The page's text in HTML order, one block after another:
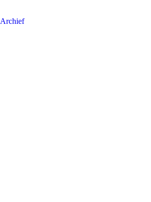
Archief